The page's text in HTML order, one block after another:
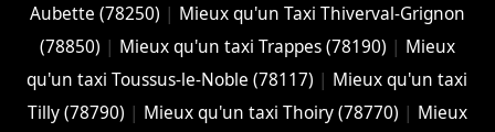
Aubette (78250) | Mieux qu'un Taxi Thiverval-Grignon
(78850) | Mieux qu'un taxi Trappes (78190) | Mieux
qu'un taxi Toussus-le-Noble (78117) | Mieux qu'un taxi
Tilly (78790) | Mieux qu'un taxi Thoiry (78770) | Mieux